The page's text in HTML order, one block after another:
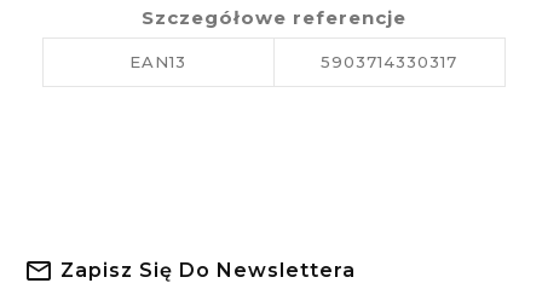
Szczegółowe referencje
EAN13 5903714330317
Zapisz Się Do Newslettera